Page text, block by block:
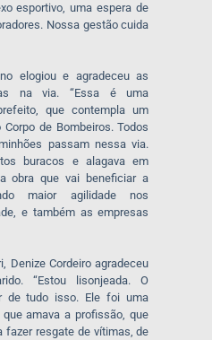
esportivo, uma espera de
Nossa gestão cuida
elogiou e agradeceu as
na via. “Essa é uma
que contempla um
de Bombeiros. Todos
passam nessa via.
buracos e alagava em
obra que vai beneficiar a
maior agilidade nos
e também as empresas
Denize Cordeiro agradeceu
“Estou lisonjeada. O
de tudo isso. Ele foi uma
amava a profissão, que
fazer resgate de vítimas, de